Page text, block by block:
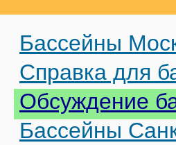
Бассейны
Справка для
Обсуждение
Бассейны